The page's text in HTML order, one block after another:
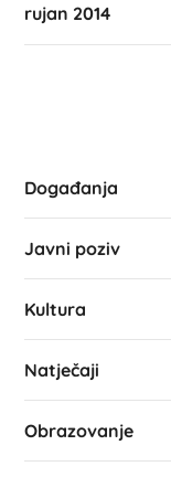
rujan 2014
Događanja
Javni poziv
Kultura
Natječaji
Obrazovanje